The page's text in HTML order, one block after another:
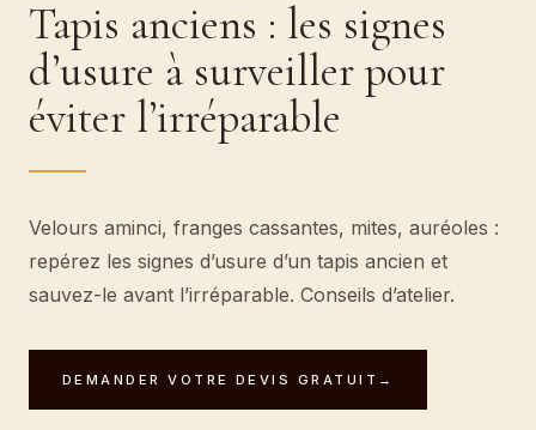
Tapis anciens : les signes
d’usure à surveiller pour
éviter l’irréparable
Velours aminci, franges cassantes, mites, auréoles :
repérez les signes d’usure d’un tapis ancien et
sauvez-le avant l’irréparable. Conseils d’atelier.
DEMANDER VOTRE DEVIS GRATUIT →